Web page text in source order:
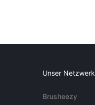
Unser Netzwerk
Brusheezy